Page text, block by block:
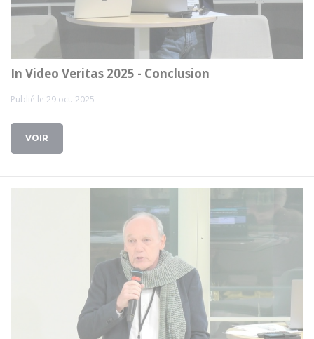
In Video Veritas 2025 - Conclusion
Publié le 29 oct. 2025
VOIR